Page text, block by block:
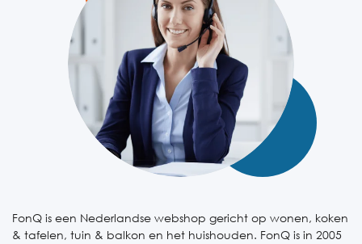
FonQ is een Nederlandse webshop gericht op wonen, koken
& tafelen, tuin & balkon en het huishouden. FonQ is in 2005